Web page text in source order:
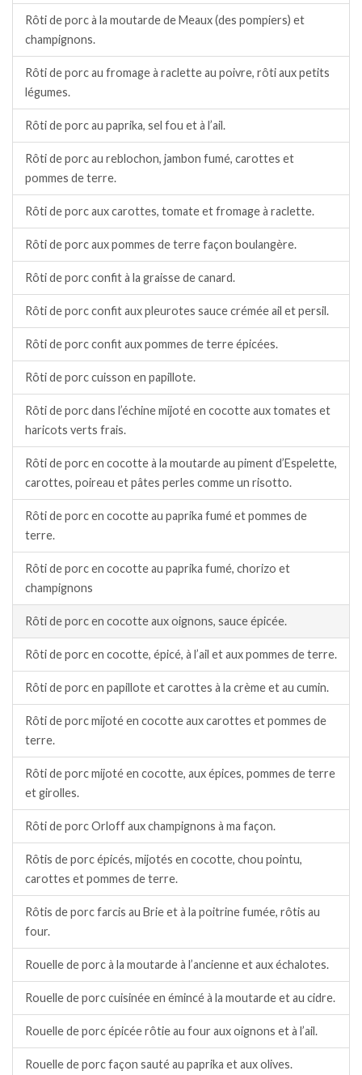
Rôti de porc à la moutarde de Meaux (des pompiers) et
champignons.
Rôti de porc au fromage à raclette au poivre, rôti aux petits
légumes.
Rôti de porc au paprika, sel fou et à l’ail.
Rôti de porc au reblochon, jambon fumé, carottes et
pommes de terre.
Rôti de porc aux carottes, tomate et fromage à raclette.
Rôti de porc aux pommes de terre façon boulangère.
Rôti de porc confit à la graisse de canard.
Rôti de porc confit aux pleurotes sauce crémée ail et persil.
Rôti de porc confit aux pommes de terre épicées.
Rôti de porc cuisson en papillote.
Rôti de porc dans l’échine mijoté en cocotte aux tomates et
haricots verts frais.
Rôti de porc en cocotte à la moutarde au piment d’Espelette,
carottes, poireau et pâtes perles comme un risotto.
Rôti de porc en cocotte au paprika fumé et pommes de
terre.
Rôti de porc en cocotte au paprika fumé, chorizo et
champignons
Rôti de porc en cocotte aux oignons, sauce épicée.
Rôti de porc en cocotte, épicé, à l’ail et aux pommes de terre.
Rôti de porc en papillote et carottes à la crème et au cumin.
Rôti de porc mijoté en cocotte aux carottes et pommes de
terre.
Rôti de porc mijoté en cocotte, aux épices, pommes de terre
et girolles.
Rôti de porc Orloff aux champignons à ma façon.
Rôtis de porc épicés, mijotés en cocotte, chou pointu,
carottes et pommes de terre.
Rôtis de porc farcis au Brie et à la poitrine fumée, rôtis au
four.
Rouelle de porc à la moutarde à l’ancienne et aux échalotes.
Rouelle de porc cuisinée en émincé à la moutarde et au cidre.
Rouelle de porc épicée rôtie au four aux oignons et à l’ail.
Rouelle de porc façon sauté au paprika et aux olives.